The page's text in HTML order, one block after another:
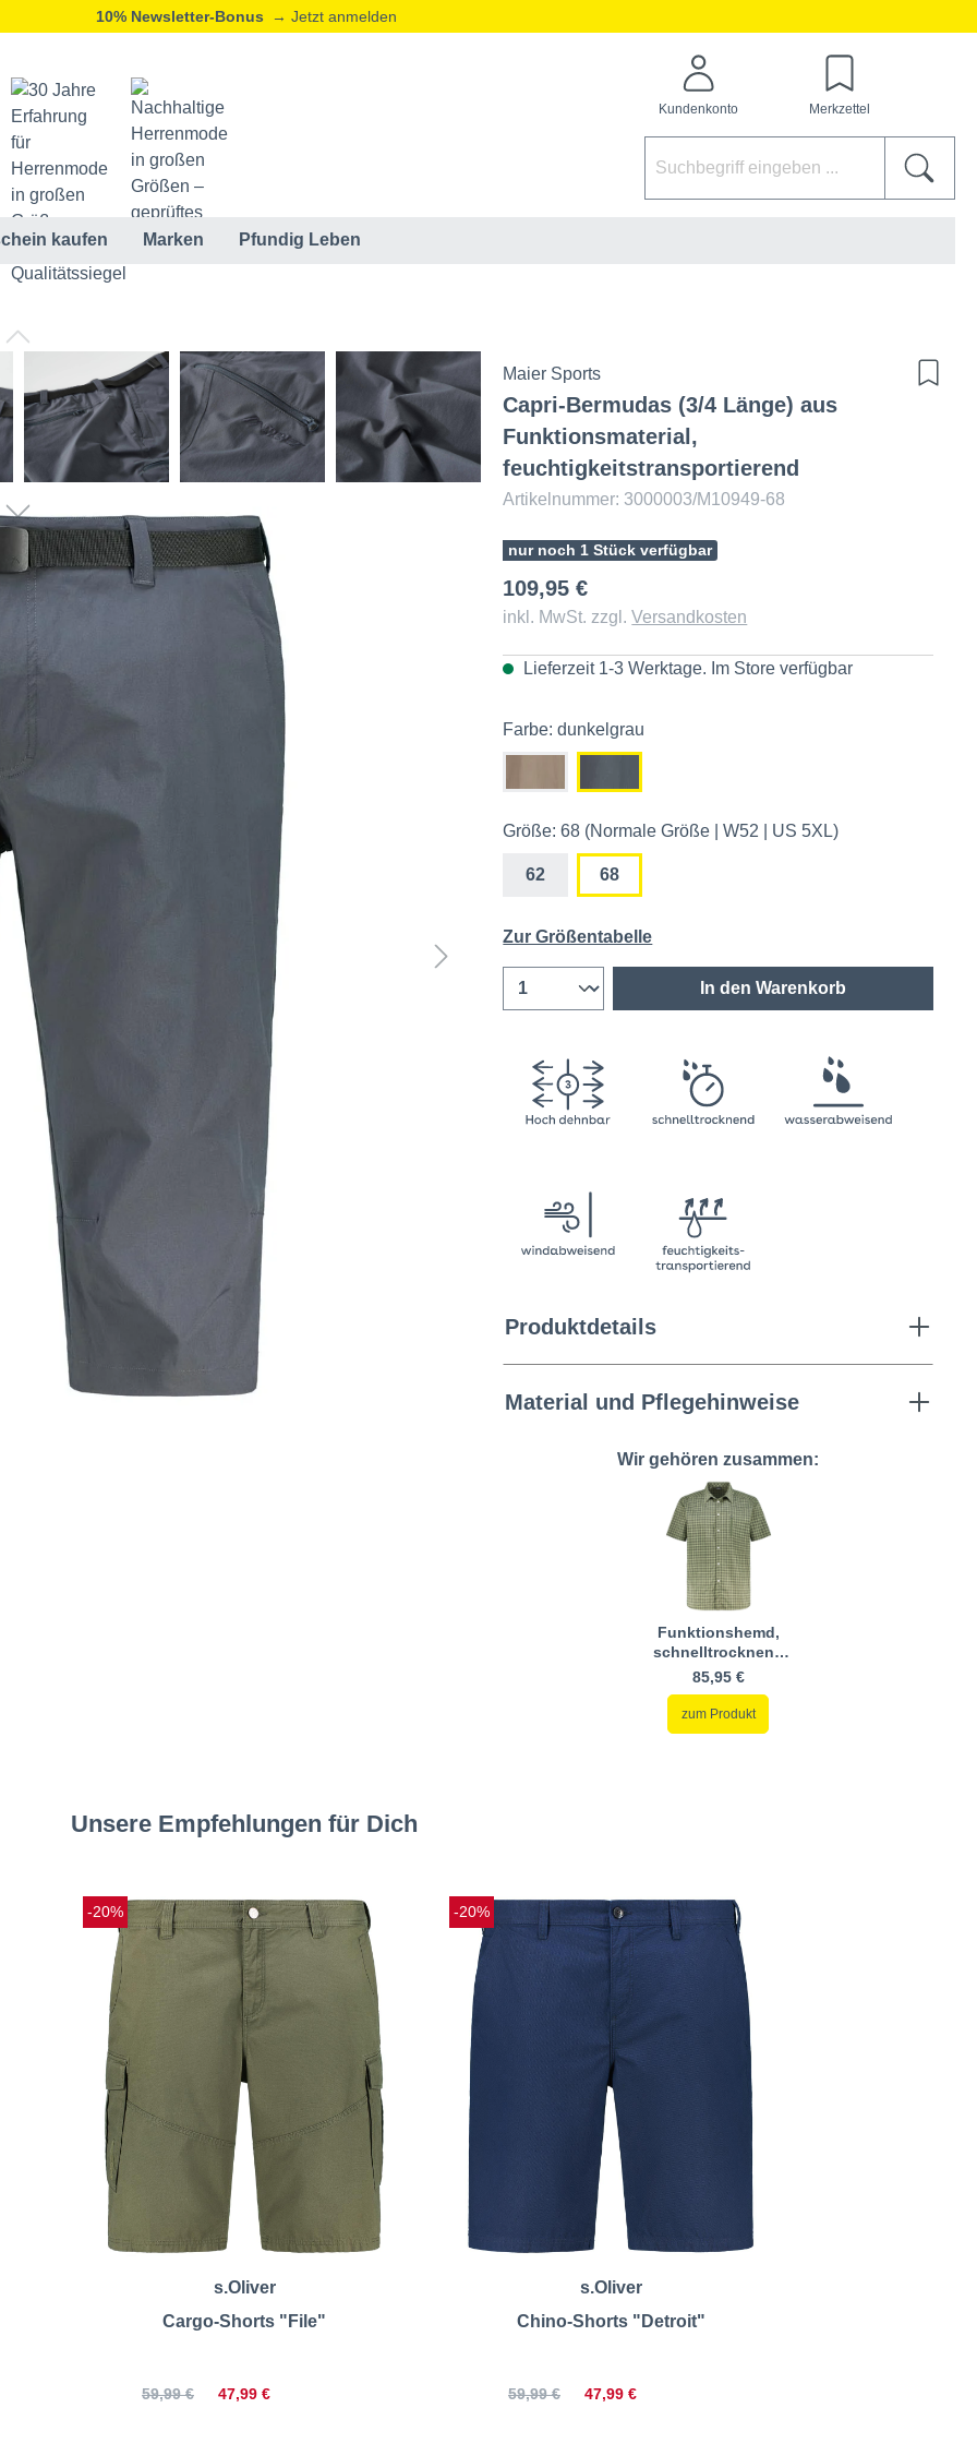
10% Newsletter-Bonus → Jetzt anmelden
Kundenkonto Merkzettel
kaufen Marken Pfundig Leben
Maier Sports
Capri-Bermudas (3/4 Länge) aus
Funktionsmaterial,
feuchtigkeitstransportierend
Artikelnummer: 3000003/M10949-68
nur noch 1 Stück verfügbar
109,95 €
inkl. MwSt. zzgl.Versandkosten
Lieferzeit 1-3 Werktage. Im Store verfügbar
Farbe: dunkelgrau
Größe: 68 (Normale Größe | W52 | US 5XL)
62 68
Zur Größentabelle
In den Warenkorb
Produktdetails
Material und Pflegehinweise
Wir gehören zusammen:
Funktionshemd,
schnelltrocknend
und
feuchtigkeitstransportierend
85,95 €
zum Produkt
Unsere Empfehlungen für Dich
s.Oliver
Cargo-Shorts "File"
47,99 €
59,99 €
-20%
s.Oliver
Chino-Shorts "Detroit"
47,99 €
59,99 €
-20%